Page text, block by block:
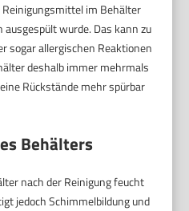
im Behälter
wurde. Das kann zu
sogar allergischen Reaktionen
deshalb immer mehrmals
Rückstände mehr spürbar
Behälters
nach der Reinigung feucht
jedoch Schimmelbildung und